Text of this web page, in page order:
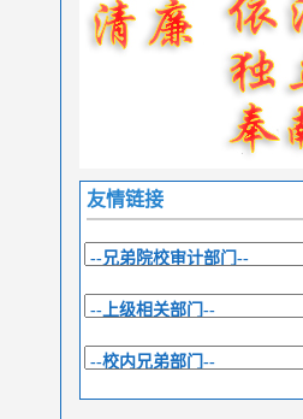
友情链接